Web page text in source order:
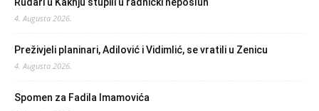
4. Augusta 2026.
Preživjeli planinari, Adilović i Vidimlić, se vratili u Zenicu
4. Augusta 2026.
Spomen za Fadila Imamovića